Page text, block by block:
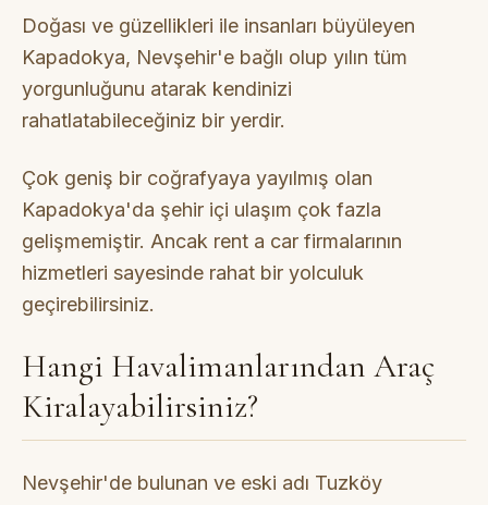
Doğası ve güzellikleri ile insanları büyüleyen
Kapadokya, Nevşehir'e bağlı olup yılın tüm
yorgunluğunu atarak kendinizi
rahatlatabileceğiniz bir yerdir.
Çok geniş bir coğrafyaya yayılmış olan
Kapadokya'da şehir içi ulaşım çok fazla
gelişmemiştir. Ancak rent a car firmalarının
hizmetleri sayesinde rahat bir yolculuk
geçirebilirsiniz.
Hangi Havalimanlarından Araç
Kiralayabilirsiniz?
Nevşehir'de bulunan ve eski adı Tuzköy